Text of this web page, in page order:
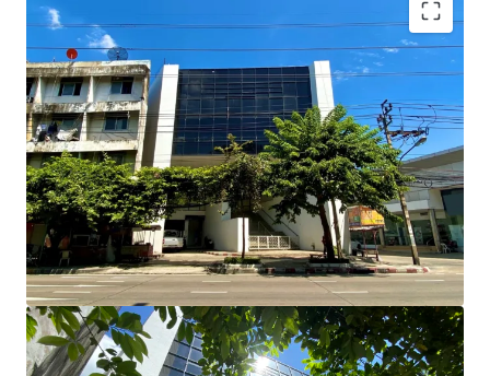
Land Area : 267 sq.wah or 1,068 sq.m.
Total Floor Area : 1,885 sq.m.
Land Tenure : Freehold
Available Parking : 12
Suitable for : Office use